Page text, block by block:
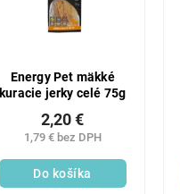
Energy Pet mäkké
kuracie jerky celé 75g
1,79 € bez DPH
2,20 €
Do košíka